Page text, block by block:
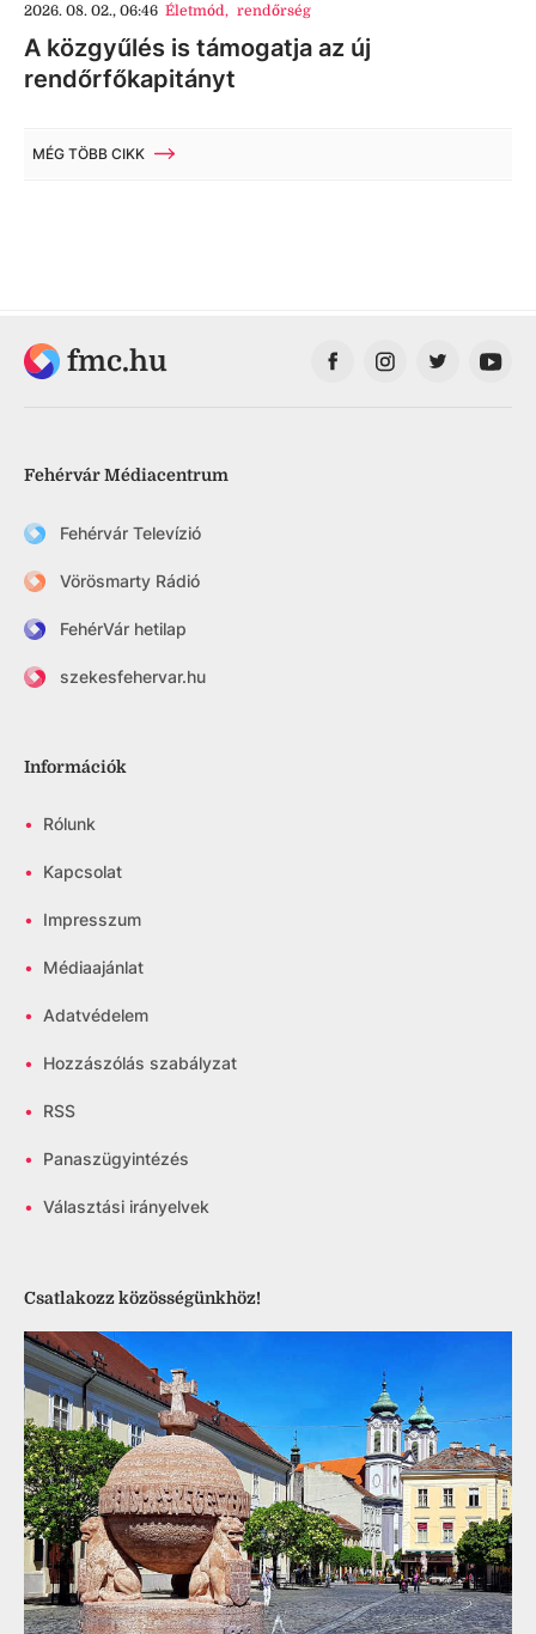
2026. 08. 02., 06:46 Életmód, rendőrség
A közgyűlés is támogatja az új
rendőrfőkapitányt
MÉG TÖBB CIKK
fmc.hu
Fehérvár Médiacentrum
Fehérvár Televízió
Vörösmarty Rádió
FehérVár hetilap
szekesfehervar.hu
Információk
• Rólunk
• Kapcsolat
• Impresszum
• Médiaajánlat
• Adatvédelem
• Hozzászólás szabályzat
• RSS
• Panaszügyintézés
• Választási irányelvek
Csatlakozz közösségünkhöz!